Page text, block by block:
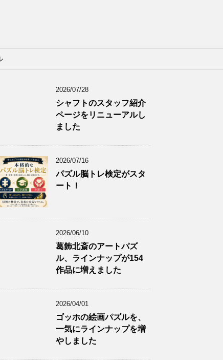
2026/07/28
シャフトのスタッフ紹介
ページをリニューアルし
ました
2026/07/16
パズル脳トレ検定がスタ
ート！
2026/06/10
葛飾北斎のアートパズ
ル、ラインナップが154
作品に増えました
2026/04/01
ゴッホの絵画パズルを、
一気にラインナップを増
やしました